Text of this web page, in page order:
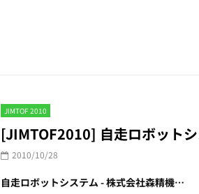
JIMTOF 2010
[JIMTOF2010] 自走ロボット
2010/10/28
自走ロボットシステム - 株式会社森精機…